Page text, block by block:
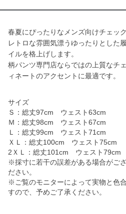
春夏にぴったりなメンズ向けチェッ
レトロな雰囲気漂うゆったりとした
イルを格上げします。
柄パンツ専門店ならではの上質なチ
ィネートのアクセントに最適です。
サイズ
Ｓ：総丈97cm ウェスト63cm
Ｍ：総丈98cm ウェスト67cm
Ｌ：総丈99cm ウェスト71cm
ＸＬ：総丈100cm ウェスト75cm
2ＸＬ：総丈101cm ウェスト79cm
※採寸に若干の誤差がある場合がご
ださい。
※ご覧のモニターによって実物と色
すので、予めご了承ください。